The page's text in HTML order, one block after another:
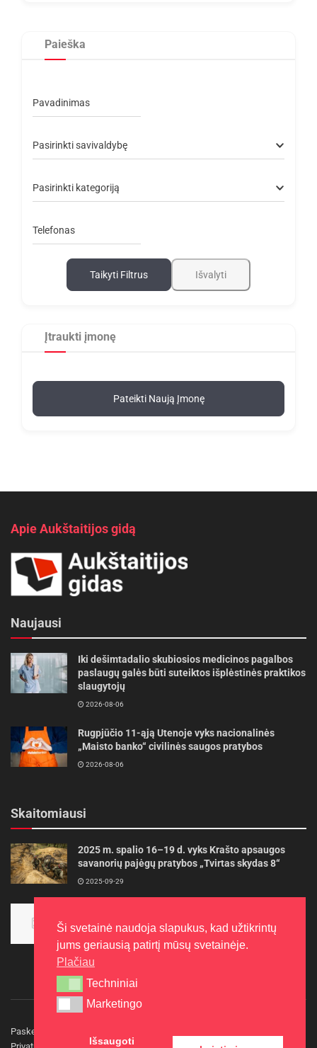
Paieška
Pavadinimas
Pasirinkti savivaldybę
Pasirinkti kategoriją
Telefonas
Taikyti Filtrus Išvalyti
Įtraukti įmonę
Pateikti Naują Įmonę
Apie Aukštaitijos gidą
Naujausi
Iki dešimtadalio skubiosios medicinos pagalbos
paslaugų galės būti suteiktos išplėstinės praktikos
slaugytojų
2026-08-06
Rugpjūčio 11-ąją Utenoje vyks nacionalinės
„Maisto banko“ civilinės saugos pratybos
2026-08-06
Skaitomiausi
2025 m. spalio 16–19 d. vyks Krašto apsaugos
savanorių pajėgų pratybos „Tvirtas skydas 8“
2025-09-29
aukso
2015-10-30
Paskelbkite naujieną
Ši svetainė naudoja slapukus, kad užtikrintų
jums geriausią patirtį mūsų svetainėje.
Plačiau
Techniniai
Techniniai
Marketingo
Marketingo
Išsaugoti